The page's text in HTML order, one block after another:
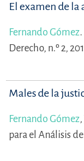
El examen de la
Fernando Gómez.
Derecho, n.º 2,
Males de la
Fernando Gómez,
para el Análisis